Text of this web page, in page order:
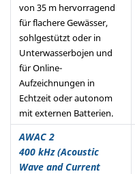
von 35 m hervorragend
für flachere Gewässer,
sohlgestützt oder in
Unterwasserbojen und
für Online-
Aufzeichnungen in
Echtzeit oder autonom
mit externen Batterien.
AWAC 2
400 kHz (Acoustic
Wave and Current